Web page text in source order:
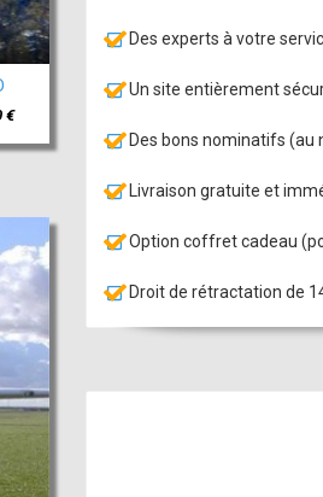
€
Des experts à votre
Un site entièrement
Des bons nominatifs (au
Livraison gratuite et
Option coffret cadeau
Droit de rétractation de